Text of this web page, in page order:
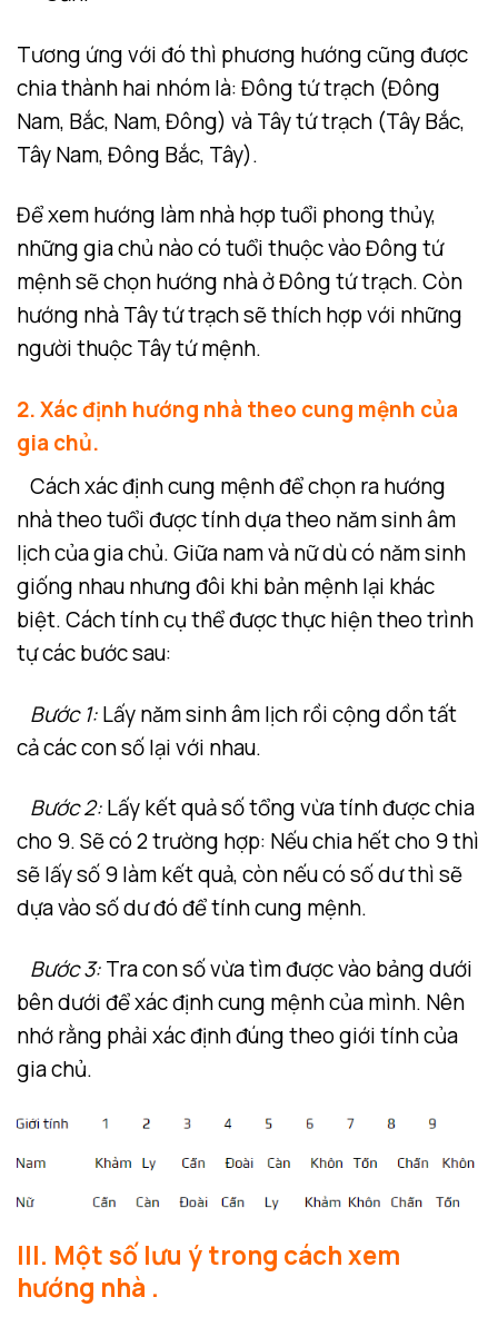
Tương ứng với đó thì phương hướng cũng được
chia thành hai nhóm là: Đông tứ trạch (Đông
Nam, Bắc, Nam, Đông) và Tây tứ trạch (Tây Bắc,
Tây Nam, Đông Bắc, Tây).
Để xem hướng làm nhà hợp tuổi phong thủy,
những gia chủ nào có tuổi thuộc vào Đông tứ
mệnh sẽ chọn hướng nhà ở Đông tứ trạch. Còn
hướng nhà Tây tứ trạch sẽ thích hợp với những
người thuộc Tây tứ mệnh.
2. Xác định hướng nhà theo cung mệnh của
gia chủ.
Cách xác định cung mệnh để chọn ra hướng
nhà theo tuổi được tính dựa theo năm sinh âm
lịch của gia chủ. Giữa nam và nữ dù có năm sinh
giống nhau nhưng đôi khi bản mệnh lại khác
biệt. Cách tính cụ thể được thực hiện theo trình
tự các bước sau:
Bước 1:Lấy năm sinh âm lịch rồi cộng dồn tất
cả các con số lại với nhau.
Bước 2:Lấy kết quả số tổng vừa tính được chia
cho 9. Sẽ có 2 trường hợp: Nếu chia hết cho 9 thì
sẽ lấy số 9 làm kết quả, còn nếu có số dư thì sẽ
dựa vào số dư đó để tính cung mệnh.
Bước 3:Tra con số vừa tìm được vào bảng dưới
bên dưới để xác định cung mệnh của mình. Nên
nhớ rằng phải xác định đúng theo giới tính của
gia chủ.
III. Một số lưu ý trong cách xem
hướng nhà .